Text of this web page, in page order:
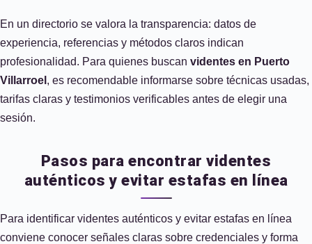
En un directorio se valora la transparencia: datos de
experiencia, referencias y métodos claros indican
profesionalidad. Para quienes buscan videntes en Puerto
Villarroel , es recomendable informarse sobre técnicas usadas,
tarifas claras y testimonios verificables antes de elegir una
sesión.
Pasos para encontrar videntes
auténticos y evitar estafas en línea
Para identificar videntes auténticos y evitar estafas en línea
conviene conocer señales claras sobre credenciales y forma